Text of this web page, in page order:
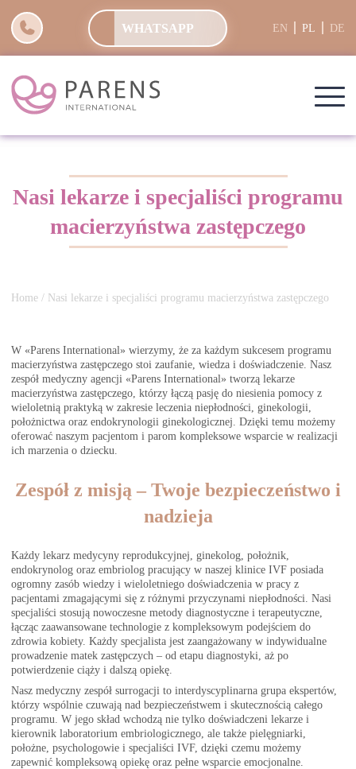
WHATSAPP EN PL DE
Nasi lekarze i specjaliści programu
macierzyństwa zastępczego
Home / Nasi lekarze i specjaliści programu macierzyństwa zastępczego
W «Parens International» wierzymy, że za każdym sukcesem programu
macierzyństwa zastępczego stoi zaufanie, wiedza i doświadczenie. Nasz
zespół medyczny agencji «Parens International» tworzą lekarze
macierzyństwa zastępczego, którzy łączą pasję do niesienia pomocy z
wieloletnią praktyką w zakresie leczenia niepłodności, ginekologii,
położnictwa oraz endokrynologii ginekologicznej. Dzięki temu możemy
oferować naszym pacjentom i parom kompleksowe wsparcie w realizacji
ich marzenia o dziecku.
Zespół z misją – Twoje bezpieczeństwo i
nadzieja
Każdy lekarz medycyny reprodukcyjnej, ginekolog, położnik,
endokrynolog oraz embriolog pracujący w naszej klinice IVF posiada
ogromny zasób wiedzy i wieloletniego doświadczenia w pracy z
pacjentami zmagającymi się z różnymi przyczynami niepłodności. Nasi
specjaliści stosują nowoczesne metody diagnostyczne i terapeutyczne,
łącząc zaawansowane technologie z kompleksowym podejściem do
zdrowia kobiety. Każdy specjalista jest zaangażowany w indywidualne
prowadzenie matek zastępczych – od etapu diagnostyki, aż po
potwierdzenie ciąży i dalszą opiekę.
Nasz medyczny zespół surrogacji to interdyscyplinarna grupa ekspertów,
którzy wspólnie czuwają nad bezpieczeństwem i skutecznością całego
programu. W jego skład wchodzą nie tylko doświadczeni lekarze i
kierownik laboratorium embriologicznego, ale także pielęgniarki,
położne, psychologowie i specjaliści IVF, dzięki czemu możemy
zapewnić kompleksową opiekę oraz pełne wsparcie emocjonalne.